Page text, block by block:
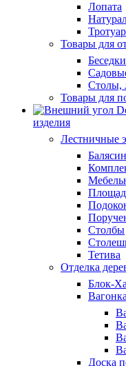
Лопата
Товары для
Беседки
Столы,
Товары для
изделия
Лестничные
Столбы
Тетива
Отделка
Блок-
Вагонка
Доска